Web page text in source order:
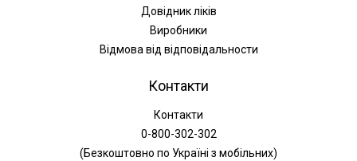
Довідник ліків
Виробники
Відмова від відповідальности
Контакти
Контакти
0-800-302-302
(Безкоштовно по Україні з мобільних)